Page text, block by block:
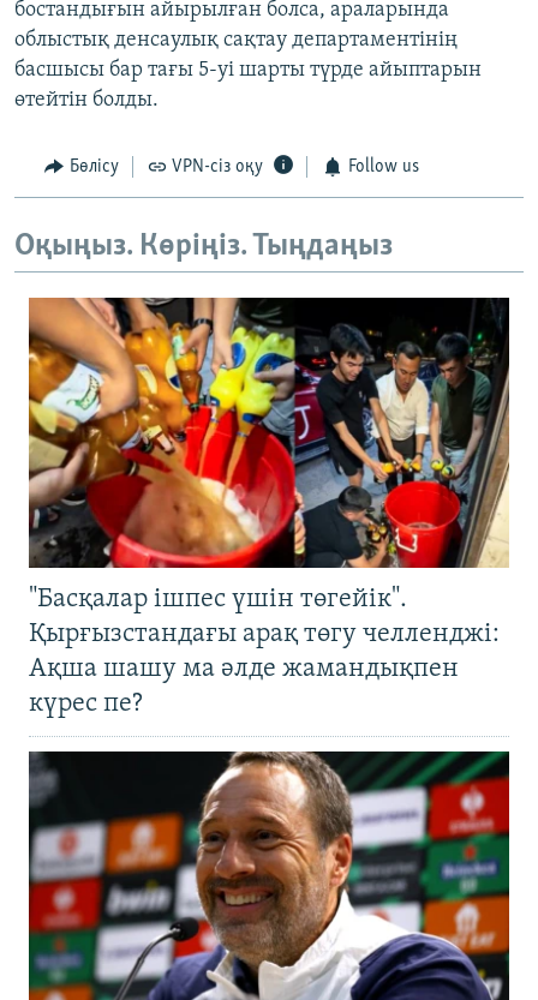
бостандығын айырылған болса, араларында
облыстық денсаулық сақтау департаментінің
басшысы бар тағы 5-уі шарты түрде айыптарын
өтейтін болды.
Бөлісу VPN-сіз оқу Follow us
Оқыңыз. Көріңіз. Тыңдаңыз
"Басқалар ішпес үшін төгейік".
Қырғызстандағы арақ төгу челленджі:
Ақша шашу ма әлде жамандықпен
күрес пе?